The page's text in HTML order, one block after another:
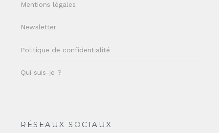
Mentions légales
Newsletter
Politique de confidentialité
Qui suis-je ?
RÉSEAUX SOCIAUX